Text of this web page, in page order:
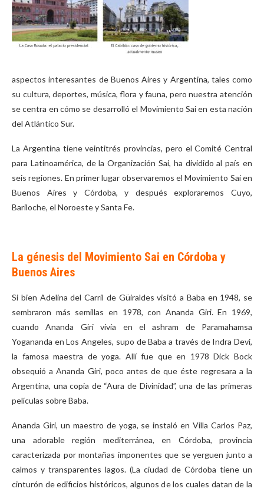
aspectos interesantes de Buenos Aires y Argentina, tales como
su cultura, deportes, música, flora y fauna, pero nuestra atención
se centra en cómo se desarrolló el Movimiento Sai en esta nación
del Atlántico Sur.
La Argentina tiene veintitrés provincias, pero el Comité Central
para Latinoamérica, de la Organización Sai, ha dividido al país en
seis regiones. En primer lugar observaremos el Movimiento Sai en
Buenos Aires y Córdoba, y después exploraremos Cuyo,
Bariloche, el Noroeste y Santa Fe.
La génesis del Movimiento Sai en Córdoba y
Buenos Aires
Si bien Adelina del Carril de Güiraldes visitó a Baba en 1948, se
sembraron más semillas en 1978, con Ananda Giri. En 1969,
cuando Ananda Giri vivía en el ashram de Paramahamsa
Yogananda en Los Angeles, supo de Baba a través de Indra Devi,
la famosa maestra de yoga. Allí fue que en 1978 Dick Bock
obsequió a Ananda Giri, poco antes de que éste regresara a la
Argentina, una copia de “Aura de Divinidad”, una de las primeras
películas sobre Baba.
Ananda Giri, un maestro de yoga, se instaló en Villa Carlos Paz,
una adorable región mediterránea, en Córdoba, provincia
caracterizada por montañas imponentes que se yerguen junto a
calmos y transparentes lagos. (La ciudad de Córdoba tiene un
cinturón de edificios históricos, algunos de los cuales datan de la